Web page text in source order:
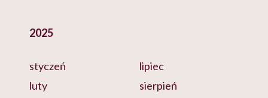
2025
styczeń
luty
lipiec
sierpień